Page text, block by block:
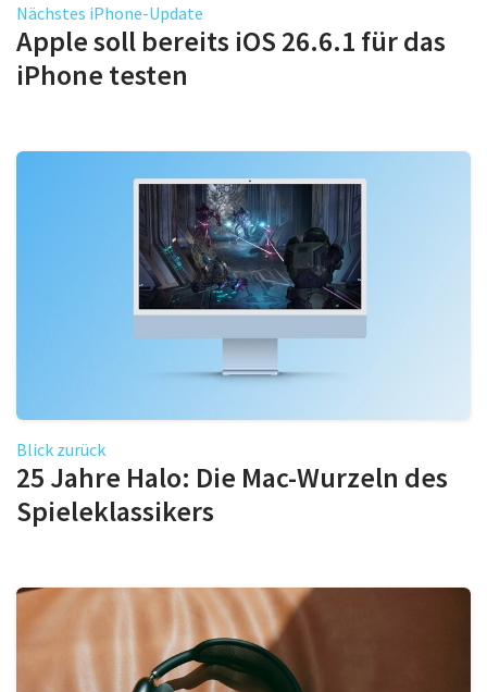
Nächstes iPhone-Update
Apple soll bereits iOS 26.6.1 für das
iPhone testen
Blick zurück
25 Jahre Halo: Die Mac-Wurzeln des
Spieleklassikers